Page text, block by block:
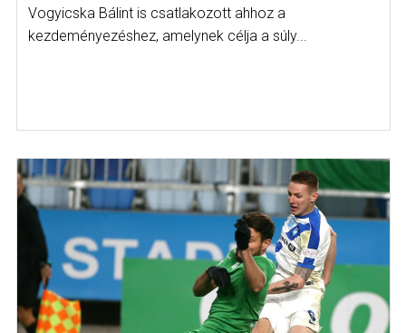
Vogyicska Bálint is csatlakozott ahhoz a
kezdeményezéshez, amelynek célja a súly...